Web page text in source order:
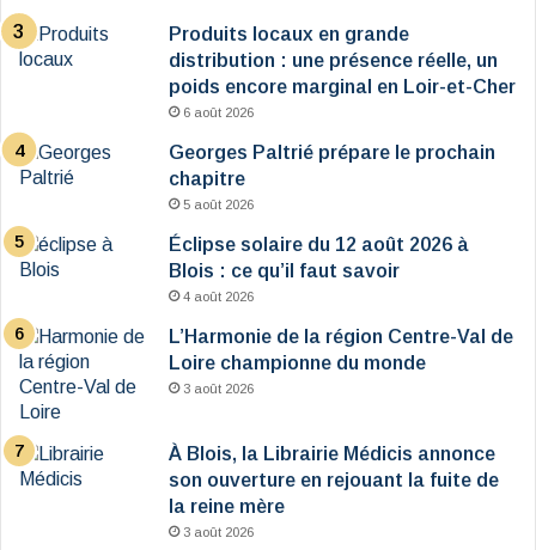
Produits locaux en grande
distribution : une présence réelle, un
poids encore marginal en Loir-et-Cher
6 août 2026
Georges Paltrié prépare le prochain
chapitre
5 août 2026
Éclipse solaire du 12 août 2026 à
Blois : ce qu’il faut savoir
4 août 2026
L’Harmonie de la région Centre-Val de
Loire championne du monde
3 août 2026
À Blois, la Librairie Médicis annonce
son ouverture en rejouant la fuite de
la reine mère
3 août 2026